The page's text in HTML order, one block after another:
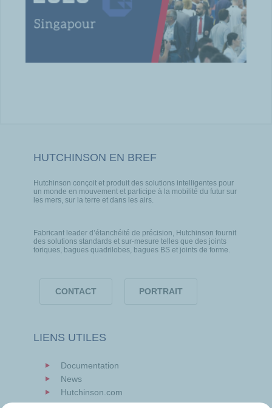
HUTCHINSON EN BREF
Hutchinson conçoit et produit des solutions intelligentes pour
un monde en mouvement et participe à la mobilité du futur sur
les mers, sur la terre et dans les airs.
Fabricant leader d’étanchéité de précision, Hutchinson fournit
des solutions standards et sur-mesure telles que des joints
toriques, bagues quadrilobes, bagues BS et joints de forme.
CONTACT PORTRAIT
LIENS UTILES
Documentation
News
Hutchinson.com